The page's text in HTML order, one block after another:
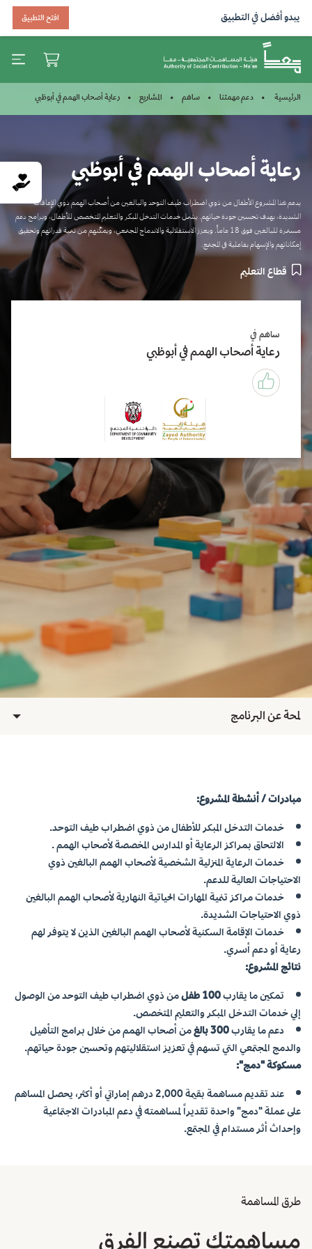
يبدو أفضل في التطبيق افتح التطبيق
الرئيسية دعم مهمتنا ساهم المشاريع رعاية أصحاب الهمم في أبوظبي
رعاية أصحاب الهمم في أبوظبي
يدعم هذا المشروع الأطفال من ذوي اضطراب طيف التوحد والبالغين من أصحاب الهمم ذوي الإعاقات
الشديدة، بهدف تحسين جودة حياتهم. يشمل خدمات التدخل المبكر والتعليم المتخصص للأطفال، وبرامج دعم
مستمرة للبالغين فوق 18 عاماً. ويعزز الاستقلالية والاندماج المجتمعي، ويمكّنهم من تنمية قدراتهم وتحقيق
إمكاناتهم والإسهام بفاعلية في المجتمع.
قطاع التعليم
ساهم في
رعاية أصحاب الهمم في أبوظبي
لمحة عن البرنامج
مبادرات / أنشطة المشروع:
خدمات التدخل المبكر للأطفال من ذوي اضطراب طيف التوحد.
الالتحاق بمراكز الرعاية أو المدارس المخصصة لأصحاب الهمم .
خدمات الرعاية المنزلية الشخصية لأصحاب الهمم البالغين ذوي
الاحتياجات العالية للدعم.
خدمات مراكز تنمية المهارات الحياتية النهارية لأصحاب الهمم البالغين
ذوي الاحتياجات الشديدة.
خدمات الإقامة السكنية لأصحاب الهمم البالغين الذين لا يتوفر لهم
رعاية أو دعم أسري.
نتائج المشروع:
تمكين ما يقارب100 طفل
من ذوي اضطراب طيف التوحد من الوصول
إلي خدمات التدخل المبكر والتعليم المتخصص.
دعم ما يقارب300 بالغ
من أصحاب الهمم من خلال برامج التأهيل
والدمج المجتمعي التي تسهم في تعزيز استقلاليتهم وتحسين جودة حياتهم.
مسكوكة "دمج":
عند تقديم مساهمة بقيمة2,000درهم إماراتي أو أكثر، يحصل المساهم
على عملة "دمج" واحدة تقديراً لمساهمته في دعم المبادرات الاجتماعية
وإحداث أثر مستدام في المجتمع.
طرق المساهمة